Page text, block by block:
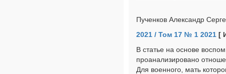
Пученков Александр
2021 / Том 17 № 1 2021 [
В статье на основе
проанализировано
Для военного, мать